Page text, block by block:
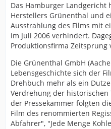
Das Hamburger Landgericht
Herstellers Grünenthal und
Ausstrahlung des Films mit
im Juli 2006 verhindert.
Produktionsfirma Zeitsprung
Die Grünenthal GmbH
Lebensgeschichte sich der
Drehbuch mehr als ein
Verdrehung der historischen
der Pressekammer folgten
Film des renommierten
Abfahrer", "Jede Menge